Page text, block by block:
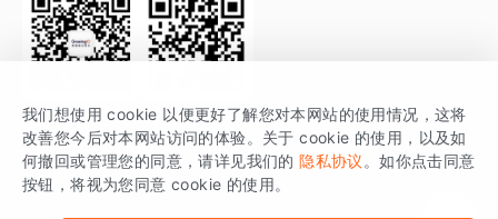
开发者文档
SDK 文档
场景指南
行业活动
关注公众号 获取更多干货
GrowingIO 是专注于数据智能分析与增长的品牌，核心平台为 GrowingIO
分析云。
我们想使用 cookie 以便更好了解您对本网站的使用情况，这将
改善您今后对本网站访问的体验。关于 cookie 的使用，以及如
何撤回或管理您的同意，请详见我们的 隐私协议 。如你点击同意
按钮，将视为您同意 cookie 的使用。